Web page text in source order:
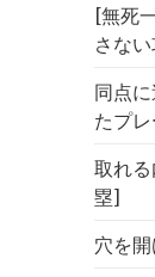
[無死
さな
同点
たプ
取れ
塁]
穴を